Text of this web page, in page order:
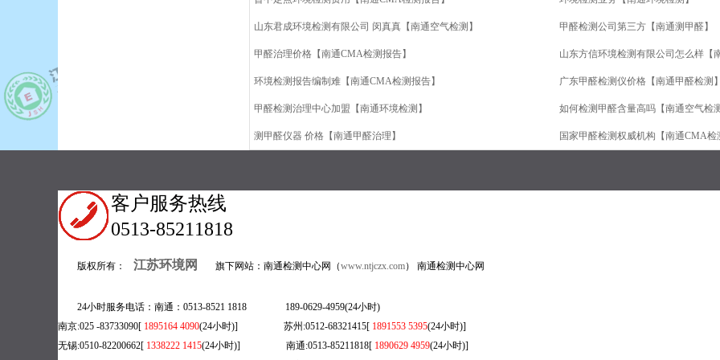
山东君成环境检测有限公司 闵真真【南通空气检测】 甲醛检测公司第三方【南通测甲醛】
甲醛治理价格【南通CMA检测报告】 山东方信环境检测有限公司怎么样【
环境检测报告编制难【南通CMA检测报告】 广东甲醛检测仪价格【南通甲醛检测
甲醛检测治理中心加盟【南通环境检测】 如何检测甲醛含量高吗【南通空气检
测甲醛仪器 价格【南通甲醛治理】 国家甲醛检测权威机构【南通CMA检
客户服务热线
0513-85211818
版权所有： 江苏环境网 旗下网站：南通检测中心网（www.ntjczx.com） 南通检测中心网
24小时服务电话：南通：0513-8521 1818 189-0629-4959(24小时)
南京:025 -83733090[ 1895164 4090(24小时)] 苏州:0512-68321415[ 1891553 5395(24小时)]
无锡:0510-82200662[ 1338222 1415(24小时)] 南通:0513-85211818[ 1890629 4959(24小时)]